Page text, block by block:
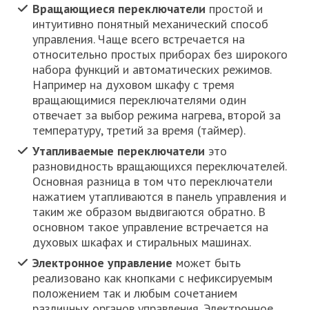
Вращающиеся переключатели простой и
интуитивно понятный механический способ
управления. Чаще всего встречается на
относительно простых приборах без широкого
набора функций и автоматических режимов.
Например на духовом шкафу с тремя
вращающимися переключателями один
отвечает за выбор режима нагрева, второй за
температуру, третий за время (таймер).
Утапливаемые переключатели это
разновидность вращающихся переключателей.
Основная разница в том что переключатели
нажатием утапливаются в панель управления и
таким же образом выдвигаются обратно. В
основном такое управление встречается на
духовых шкафах и стиральных машинах.
Электронное управление может быть
реализовано как кнопками с нефиксируемым
положением так и любым сочетанием